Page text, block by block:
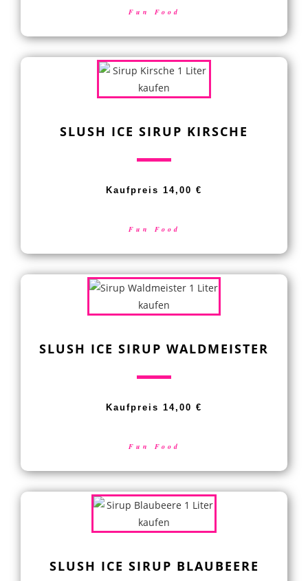
Fun Food
SLUSH ICE SIRUP KIRSCHE
Kaufpreis 14,00 €
Fun Food
SLUSH ICE SIRUP WALDMEISTER
Kaufpreis 14,00 €
Fun Food
SLUSH ICE SIRUP BLAUBEERE